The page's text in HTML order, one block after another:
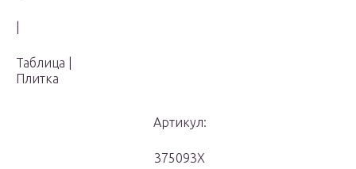
Таблица |
Плитка
Артикул:
375093X